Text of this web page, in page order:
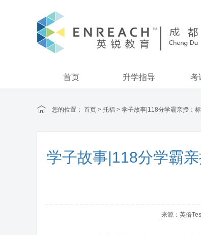
首页 升学指导 考
您的位置： 首页 > 托福 > 学子故事|118分学霸亲授：
学子故事|118分学霸
来源：英倍